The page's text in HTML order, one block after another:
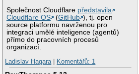
Společnost Cloudflare představila
Cloudflare OS
(GitHub ), tj. open
source platformu navrženou pro
integraci umělé inteligence (agentů)
přímo do pracovních procesů
organizací.
Ladislav Hagara| Komentářů: 1